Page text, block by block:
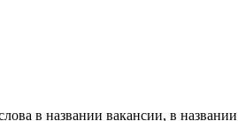
в названии вакансии, в